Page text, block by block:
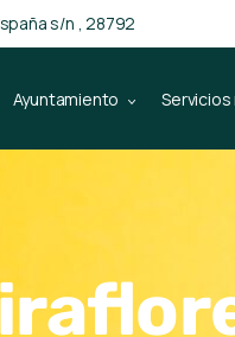
s/n , 28792
Ayuntamiento